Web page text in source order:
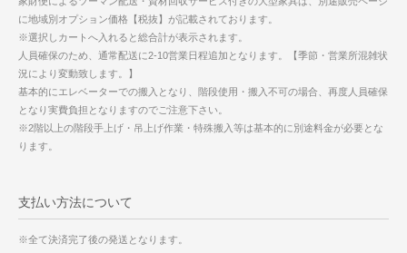
に地域別オプション価格【税抜】が記載されております。
※選択しカートへ入れると総合計が表示されます。
人員確保のため、通常配送に2-10営業日程追加となります。【季節・営業所混雑状
況により変動致します。】
基本的にエレベーターでの搬入となり、階段使用・搬入不可の場合、再度人員確保
となり実費負担となりますのでご注意下さい。
※2階以上の階段手上げ・吊上げ作業・特殊搬入等は基本的に別途料金が必要とな
ります。
支払い方法について
※全て決済完了後の発送となります。